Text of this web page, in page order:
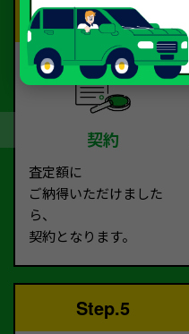
Step.3
契約
査定額に
ご納得いただけました
ら、
契約となります。
Step.5